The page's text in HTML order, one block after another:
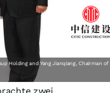
Holding and Yang Jianqiang, Chairman of